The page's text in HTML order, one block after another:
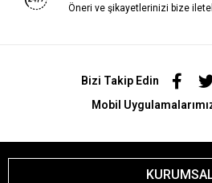
Öneri ve şikayetlerinizi bize
Bizi Takip Edin
Mobil